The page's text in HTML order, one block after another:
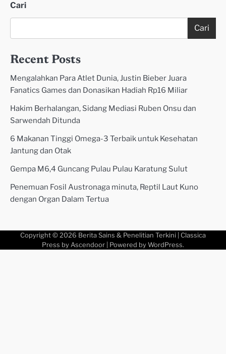
Cari
Cari
Recent Posts
Mengalahkan Para Atlet Dunia, Justin Bieber Juara
Fanatics Games dan Donasikan Hadiah Rp16 Miliar
Hakim Berhalangan, Sidang Mediasi Ruben Onsu dan
Sarwendah Ditunda
6 Makanan Tinggi Omega-3 Terbaik untuk Kesehatan
Jantung dan Otak
Gempa M6,4 Guncang Pulau Pulau Karatung Sulut
Penemuan Fosil Austronaga minuta, Reptil Laut Kuno
dengan Organ Dalam Tertua
Copyright © 2026 Berita Sains & Penelitian Terkini | Classica
Press by Ascendoor | Powered by WordPress.